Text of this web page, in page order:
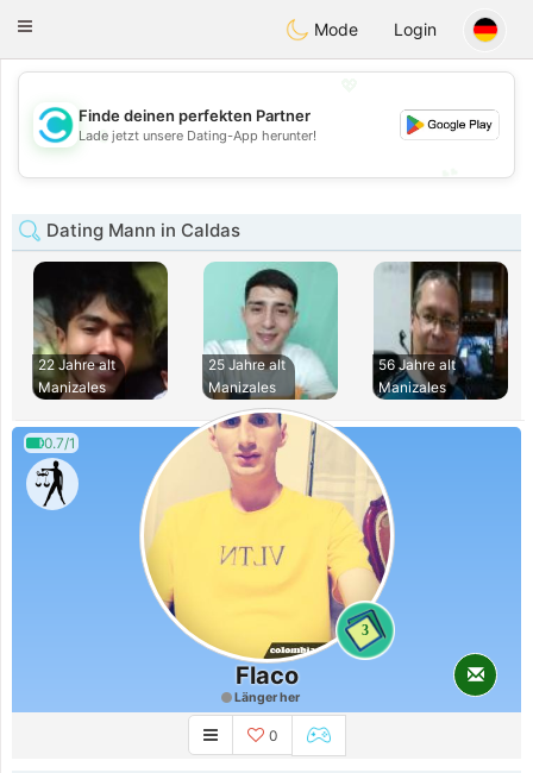
olombiaCitas
Toggle
Mode Login
💖
💕
Finde deinen perfekten Partner
Lade jetzt unsere Dating-App herunter!
Dating Mann in Caldas
22 Jahre alt
Manizales
25 Jahre alt
Manizales
56 Jahre alt
Manizales
0.7/1
3
Flaco
Länger her
0